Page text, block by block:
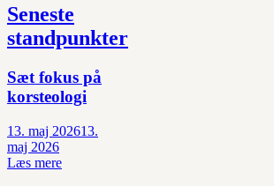
Seneste
standpunkter
Sæt fokus på
korsteologi
13. maj 202613.
maj 2026
Læs mere